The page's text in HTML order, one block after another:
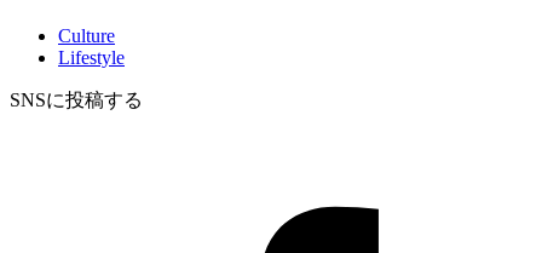
Culture
Lifestyle
SNSに投稿する